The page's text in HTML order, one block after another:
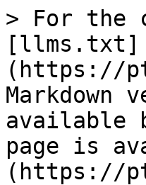
> For the
[llms.txt]
(https://
Markdown
available
page is
(https://